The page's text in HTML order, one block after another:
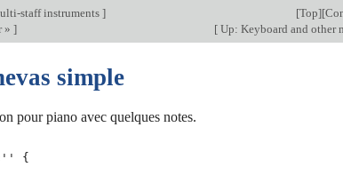
staff instruments] [Top][
» ] [ Up: Keyboard and other
simple
pour piano avec quelques notes.
{